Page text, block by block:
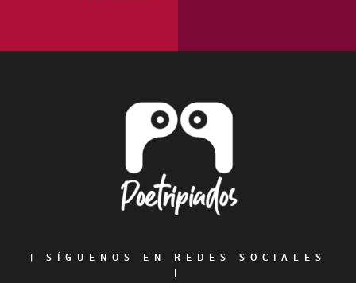
|
SÍGUENOS EN REDES SOCIALES
|